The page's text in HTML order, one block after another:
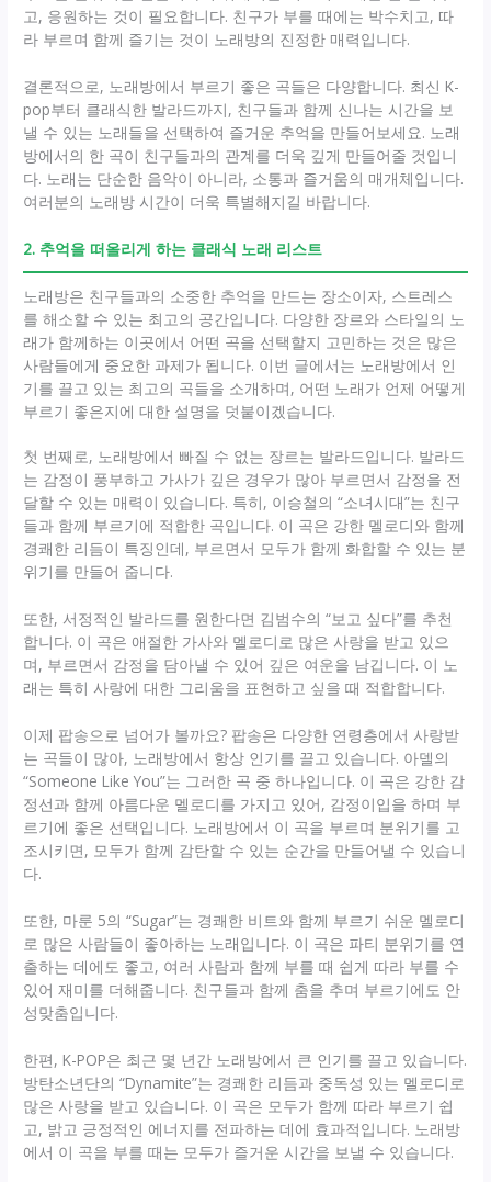
고, 응원하는 것이 필요합니다. 친구가 부를 때에는 박수치고, 따
라 부르며 함께 즐기는 것이 노래방의 진정한 매력입니다.
결론적으로, 노래방에서 부르기 좋은 곡들은 다양합니다. 최신 K-
pop부터 클래식한 발라드까지, 친구들과 함께 신나는 시간을 보
낼 수 있는 노래들을 선택하여 즐거운 추억을 만들어보세요. 노래
방에서의 한 곡이 친구들과의 관계를 더욱 깊게 만들어줄 것입니
다. 노래는 단순한 음악이 아니라, 소통과 즐거움의 매개체입니다.
여러분의 노래방 시간이 더욱 특별해지길 바랍니다.
2. 추억을 떠올리게 하는 클래식 노래 리스트
노래방은 친구들과의 소중한 추억을 만드는 장소이자, 스트레스
를 해소할 수 있는 최고의 공간입니다. 다양한 장르와 스타일의 노
래가 함께하는 이곳에서 어떤 곡을 선택할지 고민하는 것은 많은
사람들에게 중요한 과제가 됩니다. 이번 글에서는 노래방에서 인
기를 끌고 있는 최고의 곡들을 소개하며, 어떤 노래가 언제 어떻게
부르기 좋은지에 대한 설명을 덧붙이겠습니다.
첫 번째로, 노래방에서 빠질 수 없는 장르는 발라드입니다. 발라드
는 감정이 풍부하고 가사가 깊은 경우가 많아 부르면서 감정을 전
달할 수 있는 매력이 있습니다. 특히, 이승철의 “소녀시대”는 친구
들과 함께 부르기에 적합한 곡입니다. 이 곡은 강한 멜로디와 함께
경쾌한 리듬이 특징인데, 부르면서 모두가 함께 화합할 수 있는 분
위기를 만들어 줍니다.
또한, 서정적인 발라드를 원한다면 김범수의 “보고 싶다”를 추천
합니다. 이 곡은 애절한 가사와 멜로디로 많은 사랑을 받고 있으
며, 부르면서 감정을 담아낼 수 있어 깊은 여운을 남깁니다. 이 노
래는 특히 사랑에 대한 그리움을 표현하고 싶을 때 적합합니다.
이제 팝송으로 넘어가 볼까요? 팝송은 다양한 연령층에서 사랑받
는 곡들이 많아, 노래방에서 항상 인기를 끌고 있습니다. 아델의
“Someone Like You”는 그러한 곡 중 하나입니다. 이 곡은 강한 감
정선과 함께 아름다운 멜로디를 가지고 있어, 감정이입을 하며 부
르기에 좋은 선택입니다. 노래방에서 이 곡을 부르며 분위기를 고
조시키면, 모두가 함께 감탄할 수 있는 순간을 만들어낼 수 있습니
다.
또한, 마룬 5의 “Sugar”는 경쾌한 비트와 함께 부르기 쉬운 멜로디
로 많은 사람들이 좋아하는 노래입니다. 이 곡은 파티 분위기를 연
출하는 데에도 좋고, 여러 사람과 함께 부를 때 쉽게 따라 부를 수
있어 재미를 더해줍니다. 친구들과 함께 춤을 추며 부르기에도 안
성맞춤입니다.
한편, K-POP은 최근 몇 년간 노래방에서 큰 인기를 끌고 있습니다.
방탄소년단의 “Dynamite”는 경쾌한 리듬과 중독성 있는 멜로디로
많은 사랑을 받고 있습니다. 이 곡은 모두가 함께 따라 부르기 쉽
고, 밝고 긍정적인 에너지를 전파하는 데에 효과적입니다. 노래방
에서 이 곡을 부를 때는 모두가 즐거운 시간을 보낼 수 있습니다.